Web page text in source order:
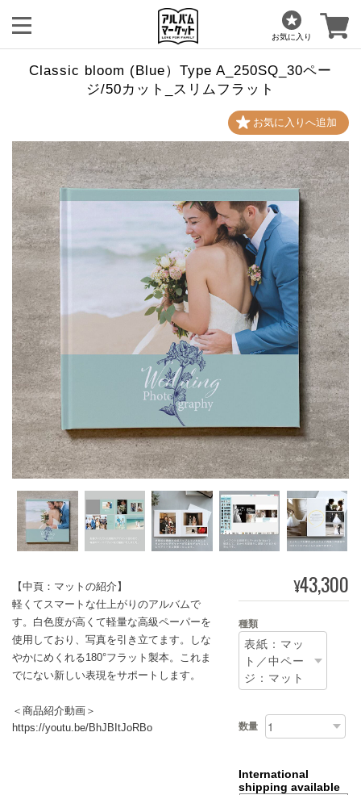
お気に入り
Classic bloom (Blue）Type A_250SQ_30ペー
ジ/50カット_スリムフラット
【中頁：マットの紹介】
軽くてスマートな仕上がりのアルバムで
す。白色度が高くて軽量な高級ペーパーを
使用しており、写真を引き立てます。しな
やかにめくれる180°フラット製本。これま
でにない新しい表現をサポートします。
＜商品紹介動画＞
https://youtu.be/BhJBItJoRBo
¥43,300
種類
数量
International
shipping available